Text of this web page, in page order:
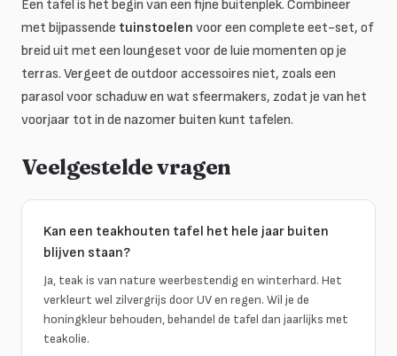
Een tafel is het begin van een fijne buitenplek. Combineer
met bijpassende tuinstoelen voor een complete eet-set, of
breid uit met een loungeset voor de luie momenten op je
terras. Vergeet de outdoor accessoires niet, zoals een
parasol voor schaduw en wat sfeermakers, zodat je van het
voorjaar tot in de nazomer buiten kunt tafelen.
Veelgestelde vragen
Kan een teakhouten tafel het hele jaar buiten
blijven staan?
Ja, teak is van nature weerbestendig en winterhard. Het
verkleurt wel zilvergrijs door UV en regen. Wil je de
honingkleur behouden, behandel de tafel dan jaarlijks met
teakolie.